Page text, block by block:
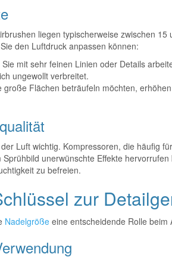
liegen typischerweise zwischen
den Luftdruck anpassen können:
Sie mit sehr feinen Linien oder Details
ungewollt verbreitet.
große Flächen beträufeln möchten,
Luft wichtig. Kompressoren, die häufig
unerwünschte Effekte
zu befreien.
zur
Nadelgröße eine entscheidende Rolle